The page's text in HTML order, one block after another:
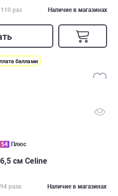
раз Наличие в магазинах
баллами
54 Плюс
см Celine
раза Наличие в магазинах